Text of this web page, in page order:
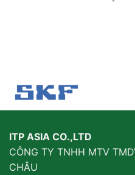
ITP ASIA CO.,LTD
CÔNG TY TNHH MTV
CHÂU